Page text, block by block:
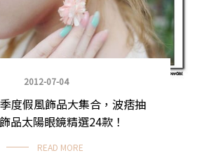
2012-07-04
季度假風飾品大集合，波痞抽
品太陽眼鏡精選24款！
READ MORE